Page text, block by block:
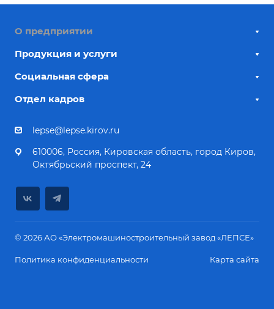
О предприятии
Продукция и услуги
Социальная сфера
Отдел кадров
lepse@lepse.kirov.ru
610006, Россия, Кировская область, город Киров,
Октябрьский проспект, 24
© 2026 АО «Электромашиностроительный завод «ЛЕПСЕ»
Политика конфиденциальности Карта сайта